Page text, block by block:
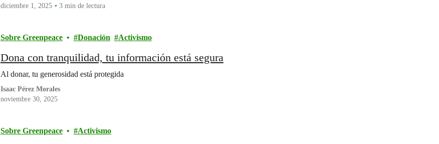
diciembre 1, 2025
3 min de lectura
Sobre Greenpeace Donación Activismo
Dona con tranquilidad, tu información está segura
Al donar, tu generosidad está protegida
Isaac Pérez Morales
noviembre 30, 2025
Sobre Greenpeace Activismo